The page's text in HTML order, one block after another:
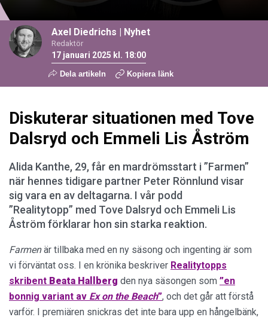
Axel Diedrichs | Nyhet
Redaktör
17 januari 2025 kl. 18:00
Dela artikeln Kopiera länk
Diskuterar situationen med Tove
Dalsryd och Emmeli Lis Åström
Alida Kanthe, 29, får en mardrömsstart i ”Farmen”
när hennes tidigare partner Peter Rönnlund visar
sig vara en av deltagarna. I vår podd
”Realitytopp” med Tove Dalsryd och Emmeli Lis
Åström förklarar hon sin starka reaktion.
Farmenär tillbaka med en ny säsong och ingenting är som
vi förväntat oss. I en krönika beskriver Realitytopps
skribent Beata Hallberg den nya säsongen som ”en
bonnig variant av Ex on the Beach”, och det går att förstå
varför. I premiären snickras det inte bara upp en hångelbänk,